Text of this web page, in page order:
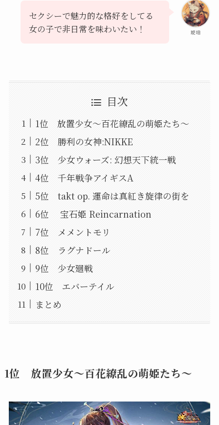
琥珀
セクシーで魅力的な格好をしてる
女の子で非日常を味わいたい！
目次
1位 放置少女〜百花繚乱の萌姫たち〜
2位 勝利の女神:NIKKE
3位 少女ウォーズ: 幻想天下統一戦
4位 千年戦争アイギスA
5位 takt op. 運命は真紅き旋律の街を
6位 宝石姫 Reincarnation
7位 メメントモリ
8位 ラグナドール
9位 少女廻戦
10位 エバーテイル
まとめ
1位 放置少女〜百花繚乱の萌姫たち〜